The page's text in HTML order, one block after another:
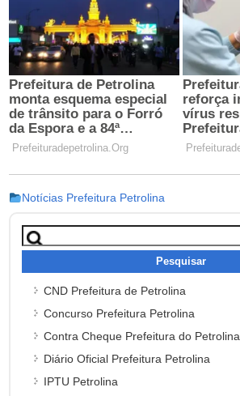
Notícias Prefeitura Petrolina
Pesquisar
por:
CND Prefeitura de Petrolina
Concurso Prefeitura Petrolina
Contra Cheque Prefeitura do Petrolina
Diário Oficial Prefeitura Petrolina
IPTU Petrolina